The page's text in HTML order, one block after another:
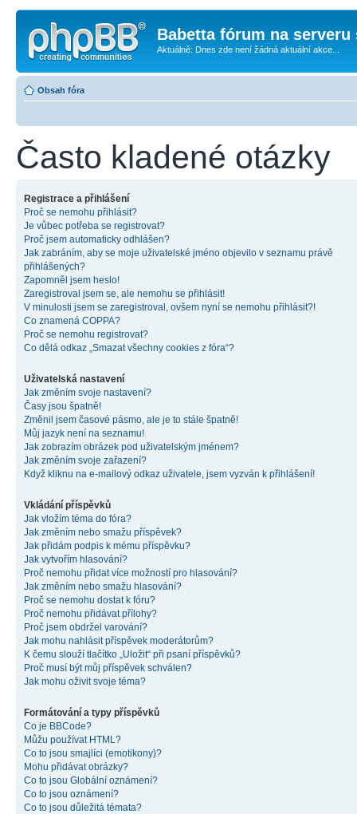
Babetta fórum na serveru
Aktuálně: Dnes zde není žádná aktuální akce...
Obsah fóra
Často kladené otázky
Registrace a přihlášení
Proč se nemohu přihlásit?
Je vůbec potřeba se registrovat?
Proč jsem automaticky odhlášen?
Jak zabráním, aby se moje uživatelské jméno objevilo v seznamu právě
přihlášených?
Zapomněl jsem heslo!
Zaregistroval jsem se, ale nemohu se přihlásit!
V minulosti jsem se zaregistroval, ovšem nyní se nemohu přihlásit?!
Co znamená COPPA?
Proč se nemohu registrovat?
Co dělá odkaz „Smazat všechny cookies z fóra“?
Uživatelská nastavení
Jak změním svoje nastavení?
Časy jsou špatně!
Změnil jsem časové pásmo, ale je to stále špatně!
Můj jazyk není na seznamu!
Jak zobrazím obrázek pod uživatelským jménem?
Jak změním svoje zařazení?
Když kliknu na e-mailový odkaz uživatele, jsem vyzván k přihlášení!
Vkládání příspěvků
Jak vložím téma do fóra?
Jak změním nebo smažu příspěvek?
Jak přidám podpis k mému příspěvku?
Jak vytvořím hlasování?
Proč nemohu přidat více možností pro hlasování?
Jak změním nebo smažu hlasování?
Proč se nemohu dostat k fóru?
Proč nemohu přidávat přílohy?
Proč jsem obdržel varování?
Jak mohu nahlásit příspěvek moderátorům?
K čemu slouží tlačítko „Uložit“ při psaní příspěvků?
Proč musí být můj příspěvek schválen?
Jak mohu oživit svoje téma?
Formátování a typy příspěvků
Co je BBCode?
Můžu používat HTML?
Co to jsou smajlíci (emotikony)?
Mohu přidávat obrázky?
Co to jsou Globální oznámení?
Co to jsou oznámení?
Co to jsou důležitá témata?